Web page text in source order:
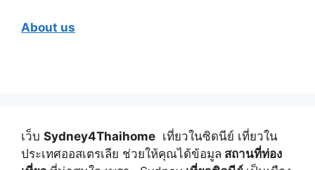
About us
เว็บ Sydney4Thaihome เที่ยวในซิดนีย์ เที่ยวใน
ประเทศออสเตรเลีย ช่วยให้คุณได้ข้อมูล สถานที่ท่อง